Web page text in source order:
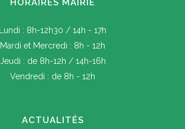
HORAIRES MAIRIE
Lundi : 8h-12h30 / 14h - 17h
Mardi et Mercredi : 8h - 12h
Jeudi : de 8h-12h / 14h-16h
Vendredi : de 8h - 12h
ACTUALITÉS